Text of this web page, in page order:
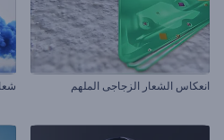
انعكاس الشعار الزجاجى الملهم